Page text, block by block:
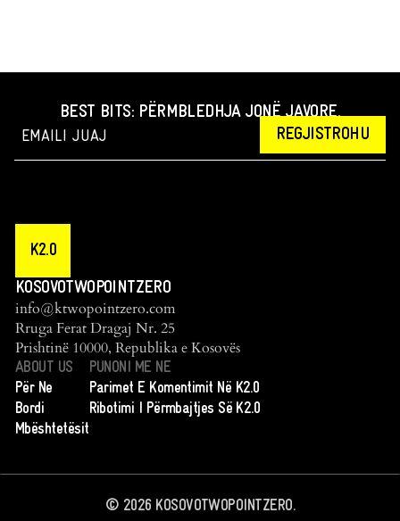
BEST BITS: PËRMBLEDHJA JONË JAVORE.
REGJISTROHU
K2.0
KOSOVOTWOPOINTZERO
info@ktwopointzero.com
Rruga Ferat Dragaj Nr. 25
Prishtinë 10000, Republika e Kosovës
ABOUT US
Për Ne
Bordi
Mbështetësit
PUNONI ME NE
Parimet E Komentimit Në K2.0
Ribotimi I Përmbajtjes Së K2.0
© 2026KOSOVOTWOPOINTZERO.